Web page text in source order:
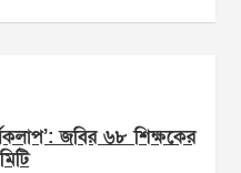
জবির ৬৮ শিক্ষকের